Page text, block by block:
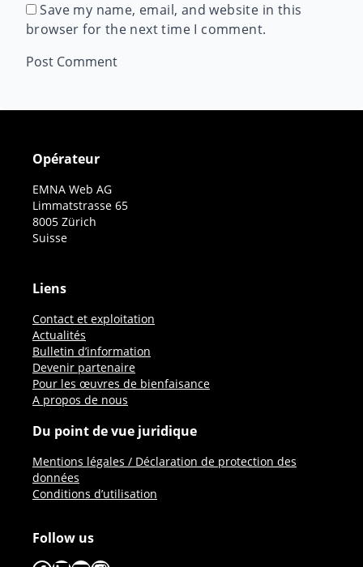
Save my name, email, and website in this
browser for the next time I comment.
Opérateur
EMNA Web AG
Limmatstrasse 65
8005 Zürich
Suisse
Liens
Contact et exploitation
Actualités
Bulletin d’information
Devenir partenaire
Pour les œuvres de bienfaisance
A propos de nous
Du point de vue juridique
Mentions légales / Déclaration de protection des
données
Conditions d’utilisation
Follow us